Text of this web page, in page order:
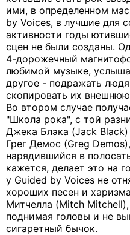
ими, в определенном
by Voices, в лучшие для
активности годы
сцен не были созданы.
4-дорожечный
любимой музыке,
другое - подражать
скопировать их
Во втором случае
"Школа рока", с той
Джека Блэка (Jack
Грег Демос (Greg
нарядившийся в
кажется, делает это на
у Guided by Voices не
хороших песен и
Митчелла (Mitch
поднимая головы и не
сигаретный бычок.